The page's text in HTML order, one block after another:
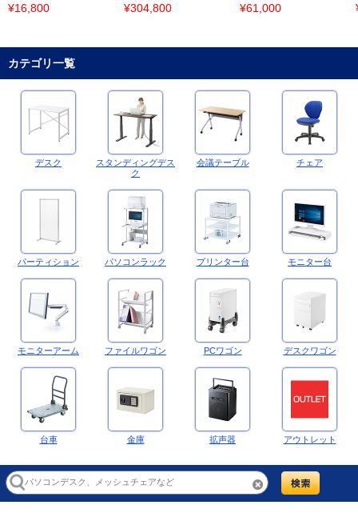
¥16,800 ¥304,800 ¥61,000
カテゴリ一覧
デスク
スタンディングデス
ク
会議テーブル チェア
パーティション パソコンラック プリンター台 モニター台
モニターアーム ファイルワゴン PCワゴン デスクワゴン
台車 金庫 拡声器 アウトレット